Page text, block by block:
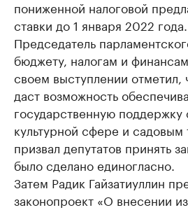
пониженной налоговой
ставки до 1 января 2022 года.
Председатель
бюджету, налогам и
своем выступлении отметил,
даст возможность
государственную поддержку
культурной сфере и
призвал депутатов принять
было сделано единогласно.
Затем Радик Гайзатиуллин
законопроект «О внесении